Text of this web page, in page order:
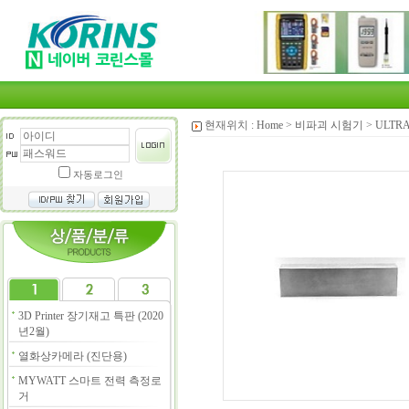
자동로그인
3D Printer 장기재고 특판 (2020
년2월)
열화상카메라 (진단용)
MYWATT 스마트 전력 측정로
거
현재위치 : Home > 비파괴 시험기 >